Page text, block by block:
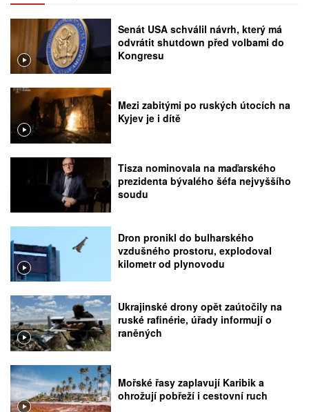
Senát USA schválil návrh, který má
odvrátit shutdown před volbami do
Kongresu
Mezi zabitými po ruských útocích na
Kyjev je i dítě
Tisza nominovala na maďarského
prezidenta bývalého šéfa nejvyššího
soudu
Dron pronikl do bulharského
vzdušného prostoru, explodoval
kilometr od plynovodu
Ukrajinské drony opět zaútočily na
ruské rafinérie, úřady informují o
raněných
Mořské řasy zaplavují Karibik a
ohrožují pobřeží i cestovní ruch